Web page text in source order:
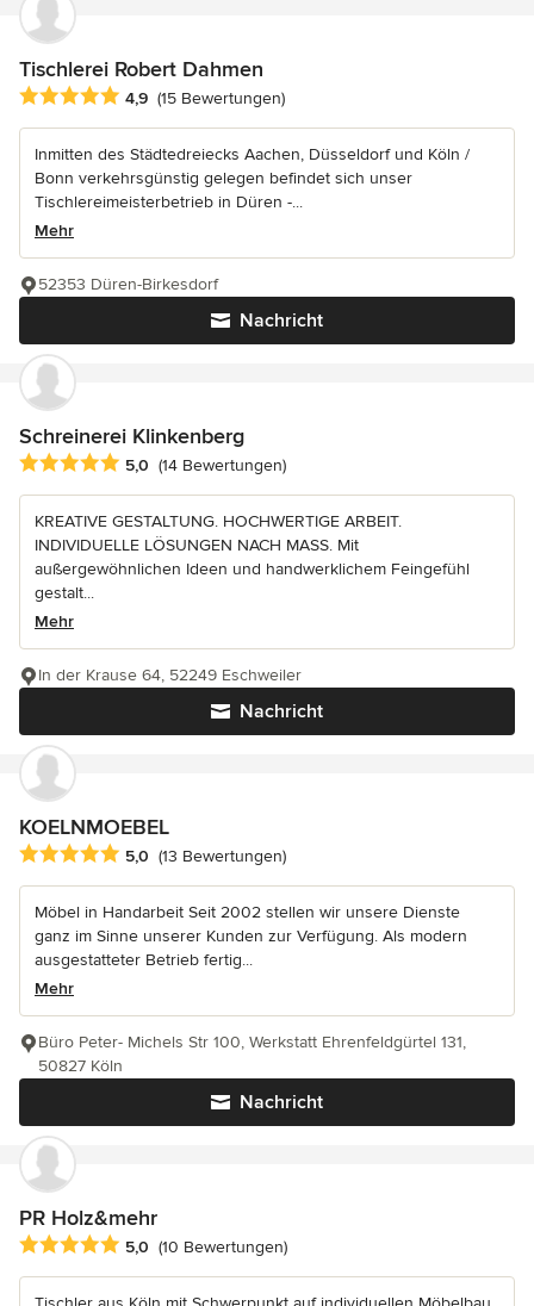
Tischlerei Robert Dahmen
Durchschnittliche Bewertung: 4.9 von 5 Sternen
4,9 (15 Bewertungen)
Inmitten des Städtedreiecks Aachen, Düsseldorf und Köln /
Bonn verkehrsgünstig gelegen befindet sich unser
Tischlereimeisterbetrieb in Düren -...
Mehr
Nachricht
52353 Düren-Birkesdorf
Schreinerei Klinkenberg
Durchschnittliche Bewertung: 5 von 5 Sternen
5,0 (14 Bewertungen)
KREATIVE GESTALTUNG. HOCHWERTIGE ARBEIT.
INDIVIDUELLE LÖSUNGEN NACH MASS. Mit
außergewöhnlichen Ideen und handwerklichem Feingefühl
gestalt...
Mehr
Nachricht
In der Krause 64, 52249 Eschweiler
KOELNMOEBEL
Durchschnittliche Bewertung: 5 von 5 Sternen
5,0 (13 Bewertungen)
Möbel in Handarbeit Seit 2002 stellen wir unsere Dienste
ganz im Sinne unserer Kunden zur Verfügung. Als modern
ausgestatteter Betrieb fertig...
Mehr
Nachricht
Büro Peter- Michels Str 100, Werkstatt Ehrenfeldgürtel 131,
50827 Köln
PR Holz&mehr
Durchschnittliche Bewertung: 5 von 5 Sternen
5,0 (10 Bewertungen)